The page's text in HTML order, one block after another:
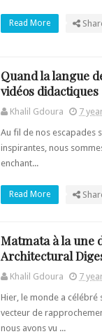
Read More
Quand la langue
vidéos didactiques
Khalil Gdoura
7
Au fil de nos escapades
inspirantes, nous
enchant...
Read More
Matmata à la une
Architectural
Khalil Gdoura
7
Hier, le monde a célébré
vecteur de
nous avons vu ...